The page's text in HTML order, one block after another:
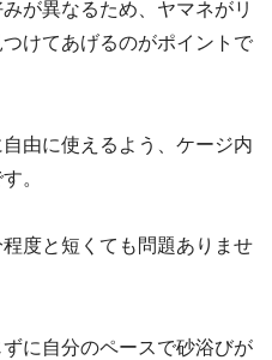
が異なるため、ヤマネがリ
けてあげるのがポイントで
由に使えるよう、ケージ内
。
度と短くても問題ありませ
に自分のペースで砂浴びが